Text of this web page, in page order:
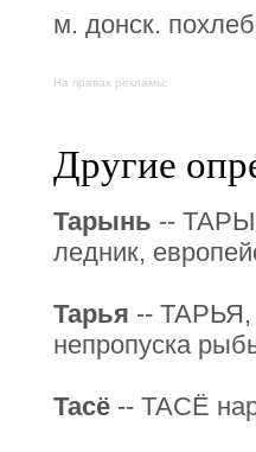
м. донск.
На правах рекламы:
Другие
Тарынь --
ледник,
Тарья -- ТАРЬЯ,
непропуска
Тасё -- ТАСЁ